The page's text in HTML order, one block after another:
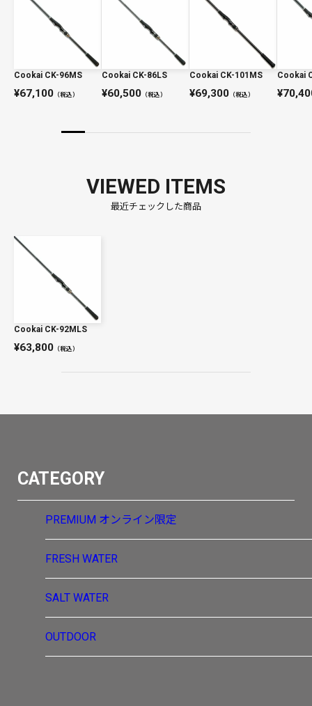
Cookai CK-96MS
67,100 （税込）
Cookai CK-86LS
60,500（税込）
Cookai CK-101MS
69,300（税込）
Cookai
VIEWED ITEMS
最近チェックした商品
Cookai CK-92MLS
63,800 （税込）
CATEGORY
PREMIUM オンライン限定
FRESH WATER
SALT WATER
OUTDOOR